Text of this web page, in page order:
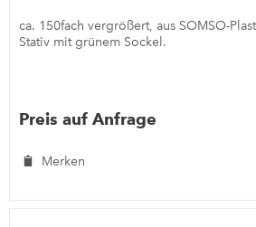
ca. 150fach vergrößert, aus SOMSO-
Stativ mit grünem Sockel.
Preis auf Anfrage
Merken